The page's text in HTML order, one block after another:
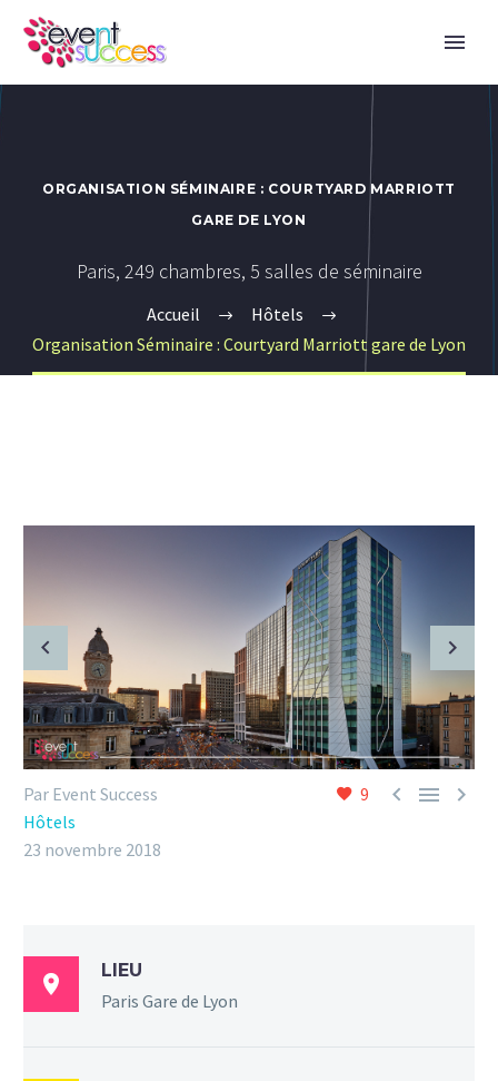
ORGANISATION SÉMINAIRE : COURTYARD MARRIOTT
GARE DE LYON
Paris, 249 chambres, 5 salles de séminaire
Accueil
Hôtels
Organisation Séminaire : Courtyard Marriott gare de Lyon
9   
Par Event Success
Hôtels
23 novembre 2018

LIEU
Paris Gare de Lyon